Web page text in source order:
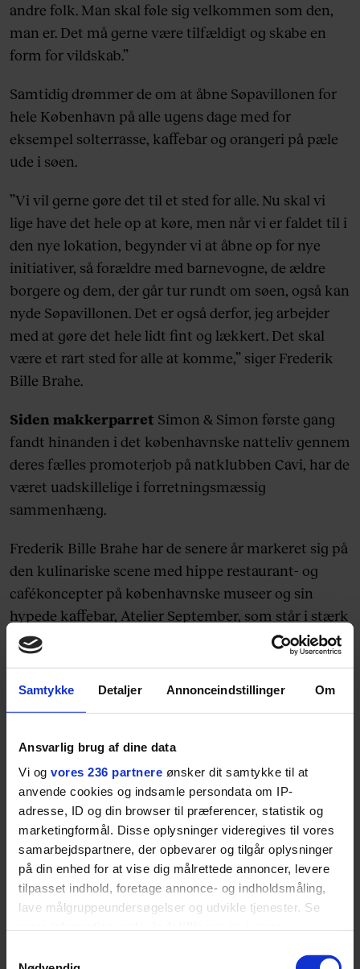
Samtykke Detaljer Annonceindstillinger Om
Ansvarlig brug af dine data
Vi og vores 236 partnere ønsker dit samtykke til at
anvende cookies og indsamle persondata om IP-
adresse, ID og din browser til præferencer, statistik og
marketingformål. Disse oplysninger videregives til vores
samarbejdspartnere, der opbevarer og tilgår oplysninger
på din enhed for at vise dig målrettede annoncer, levere
tilpasset indhold, foretage annonce- og indholdsmåling,
lave målgruppeundersøgelser og udvikle tjenester. Se
tilbage eller ændre indstillinger fra vores
andre folk. Man skal føle sig velkommen som den,
man er. Det må gerne være tilfældigt og skabe en
form for vildskab.”
Samtidig drømmer de om at åbne Søpavillonen for
hele København på alle ugens dage med for
eksempel solterrasse, kaffebar og orangeri på pæle
ude i søen.
”Vi vil gerne gøre det til et sted for alle. Nu skal vi
lige have det hele op at køre, men når vi er faldet til i
den nye lokation, begynder vi at åbne op for nye
initiativer, så forældre med barnevogne, de ældre
borgere og dem, der går tur rundt om søen, også kan
nyde Søpavillonen. Det er også derfor, jeg arbejder
med at gøre det hele lidt fint og lækkert. Det skal
være et rart sted for alle at komme,” siger Frederik
Bille Brahe.
Siden makkerparret Simon & Simon første gang
fandt hinanden i det københavnske natteliv gennem
deres fælles promoterjob på natklubben Cavi, har de
været uadskillelige i forretningsmæssig
sammenhæng.
Frederik Bille Brahe har de senere år markeret sig på
den kulinariske scene med hippe restaurant- og
cafékoncepter på københavnske museer og sin
hypede kaffebar, Atelier September, som står i stærk
kontrast til Gothersgades billige barer. På ham hviler
det fulde ansvar for at gøre Søpavillonens restaurant
til en succes. Men det er ikke noget, der bekymrer
”Jeg synes, at ansvaret og forventningerne er gaven
ved at være den, jeg er. Da jeg besluttede mig for at
lave en restaurant i Charlottenborg Kunsthal (Apollo
Bar, red.), rådede folk mig også til at droppe det, fordi
de ikke troede på, at der ville komme nogen gæster.
Der er mange, som er meget dygtige til det, de gør,
men at kunne se muligheder i steder, andre ikke
kan, er et udtryk for en særlig kreativitet.”